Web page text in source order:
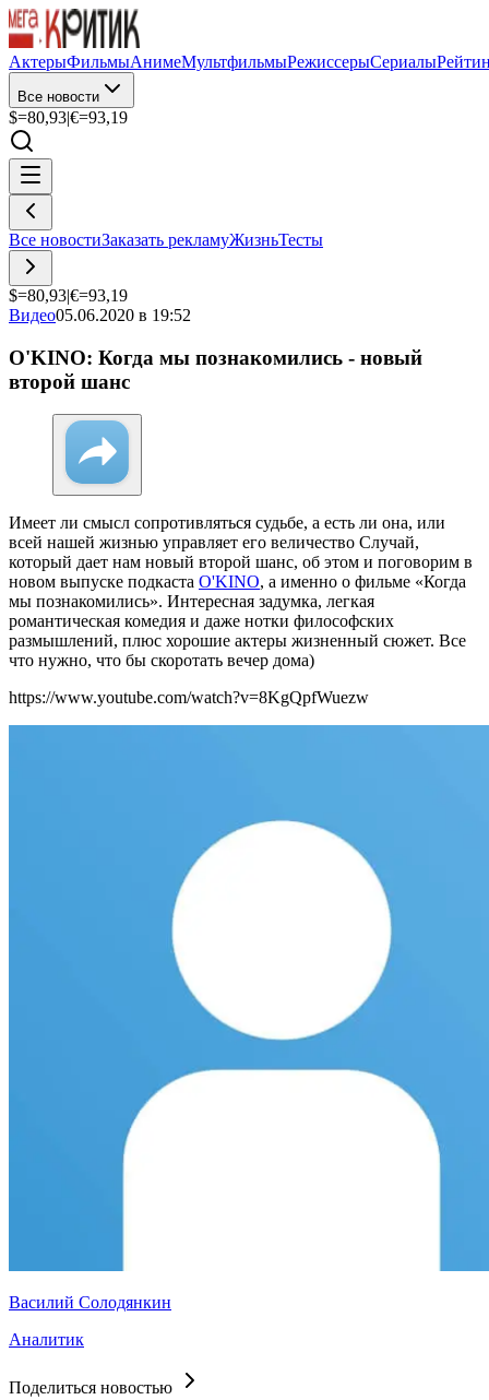
АктерыФильмыАнимеМультфильмыРежиссерыСериалы
Все новости
$=80,93|€=93,19
Все новостиЗаказать рекламуЖизньТесты
$=80,93|€=93,19
Видео05.06.2020 в 19:52
O'KINO: Когда мы познакомились - новый
второй шанс
Имеет ли смысл сопротивляться судьбе, а есть ли она, или
всей нашей жизнью управляет его величество Случай,
который дает нам новый второй шанс, об этом и поговорим в
новом выпуске подкаста O'KINO, а именно о фильме «Когда
мы познакомились». Интересная задумка, легкая
романтическая комедия и даже нотки философских
размышлений, плюс хорошие актеры жизненный сюжет. Все
что нужно, что бы скоротать вечер дома)
https://www.youtube.com/watch?v=8KgQpfWuezw
Василий Солодянкин
Аналитик
Поделиться новостью